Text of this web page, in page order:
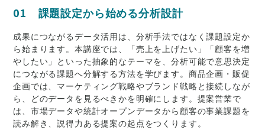
01 課題設定から始める分析設計
成果につながるデータ活用は、分析手法ではなく課題設定か
ら始まります。本講座では、「売上を上げたい」「顧客を増
やしたい」といった抽象的なテーマを、分析可能で意思決定
につながる課題へ分解する方法を学びます。商品企画・販促
企画では、マーケティング戦略やブランド戦略と接続しなが
ら、どのデータを見るべきかを明確にします。提案営業で
は、市場データや統計オープンデータから顧客の事業課題を
読み解き、説得力ある提案の起点をつくります。